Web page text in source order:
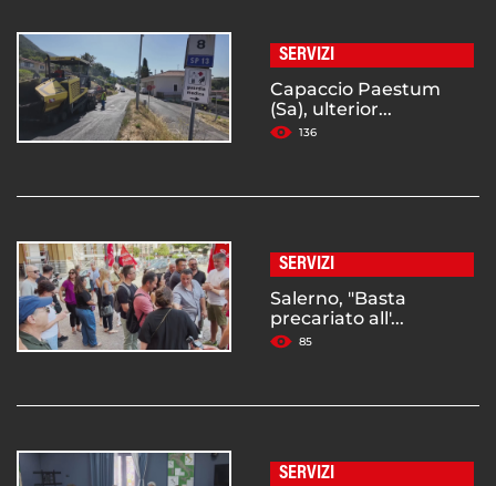
SERVIZI
Capaccio Paestum
(Sa), ulterior...
136
SERVIZI
Salerno, "Basta
precariato all'...
85
SERVIZI